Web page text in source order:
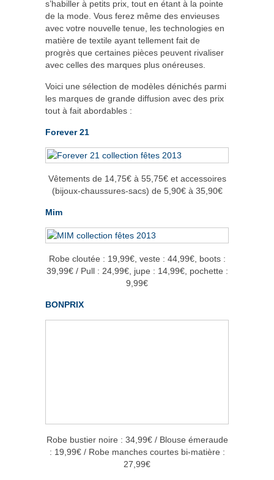
s’habiller à petits prix, tout en étant à la pointe
de la mode. Vous ferez même des envieuses
avec votre nouvelle tenue, les technologies en
matière de textile ayant tellement fait de
progrès que certaines pièces peuvent rivaliser
avec celles des marques plus onéreuses.
Voici une sélection de modèles dénichés parmi
les marques de grande diffusion avec des prix
tout à fait abordables :
Forever 21
Vêtements de 14,75€ à 55,75€ et accessoires
(bijoux-chaussures-sacs) de 5,90€ à 35,90€
Mim
Robe cloutée : 19,99€, veste : 44,99€, boots :
39,99€ / Pull : 24,99€, jupe : 14,99€, pochette :
9,99€
BONPRIX
Robe bustier noire : 34,99€ / Blouse émeraude
: 19,99€ / Robe manches courtes bi-matière :
27,99€